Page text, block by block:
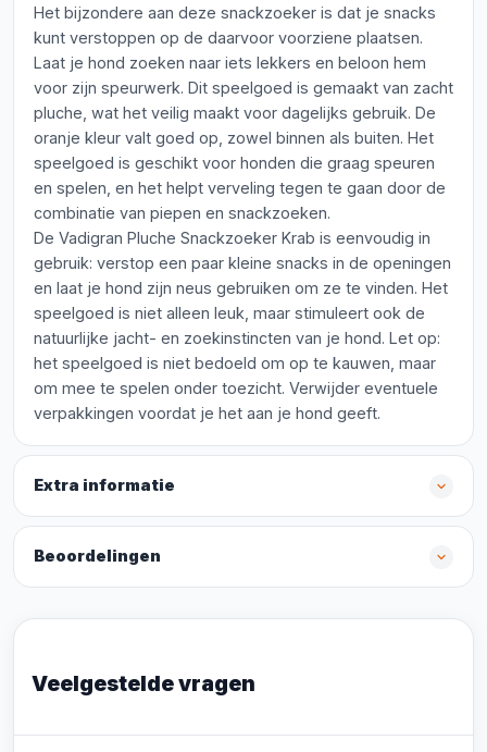
Het bijzondere aan deze snackzoeker is dat je snacks
kunt verstoppen op de daarvoor voorziene plaatsen.
Laat je hond zoeken naar iets lekkers en beloon hem
voor zijn speurwerk. Dit speelgoed is gemaakt van zacht
pluche, wat het veilig maakt voor dagelijks gebruik. De
oranje kleur valt goed op, zowel binnen als buiten. Het
speelgoed is geschikt voor honden die graag speuren
en spelen, en het helpt verveling tegen te gaan door de
combinatie van piepen en snackzoeken.
De Vadigran Pluche Snackzoeker Krab is eenvoudig in
gebruik: verstop een paar kleine snacks in de openingen
en laat je hond zijn neus gebruiken om ze te vinden. Het
speelgoed is niet alleen leuk, maar stimuleert ook de
natuurlijke jacht- en zoekinstincten van je hond. Let op:
het speelgoed is niet bedoeld om op te kauwen, maar
om mee te spelen onder toezicht. Verwijder eventuele
verpakkingen voordat je het aan je hond geeft.
Extra informatie
Beoordelingen
Veelgestelde vragen